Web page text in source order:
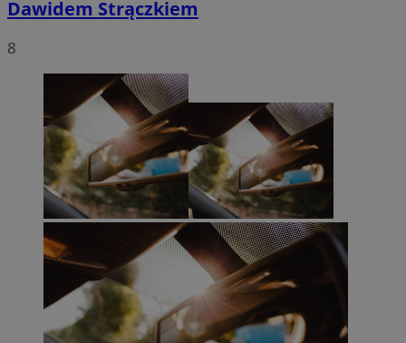
Dawidem Strączkiem
8